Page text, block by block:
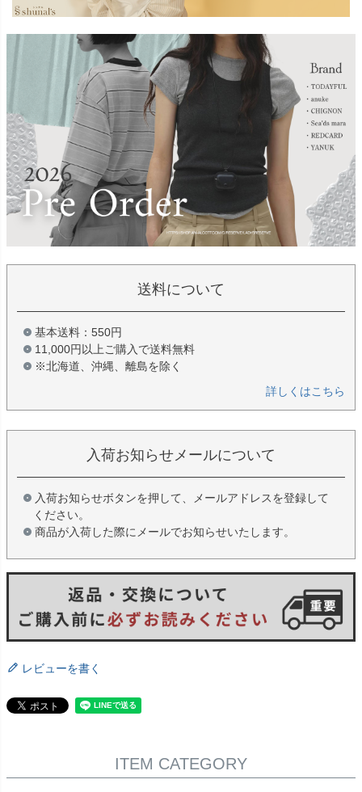
送料について
基本送料：550円
11,000円以上ご購入で送料無料
※北海道、沖縄、離島を除く
詳しくはこちら
入荷お知らせメールについて
入荷お知らせボタンを押して、メールアドレスを登録して
ください。
商品が入荷した際にメールでお知らせいたします。
レビューを書く
ITEM CATEGORY